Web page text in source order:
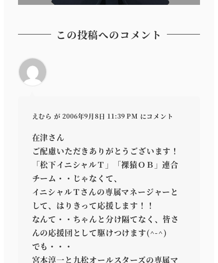
この投稿へのコメント
えむら が 2006年9月8日 11:39 PM にコメント
在津さん
ご配慮いただきありがとうございます！
「松下イニシャルＴ」「裸猿ＯＢ」連合
チーム・・じゃなくて、
イニシャルＴさんの専属マネージャーと
して、はりきって応援します！！
なんて・・ちゃんと分け隔てなく、皆さ
んの応援団として駆けつけます(^-^)
でも・・・
宮本淳一と九松オールスターズの専属マ